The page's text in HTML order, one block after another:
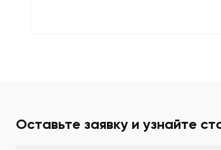
Оставьте заявку и узнайте